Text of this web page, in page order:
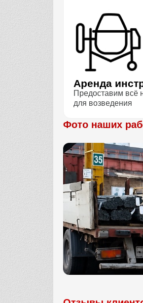
Аренда
Предоставим всё
для возведения
Фото наших